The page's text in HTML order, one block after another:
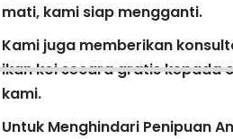
mati, kami siap mengganti.
Kami juga memberikan
ikan koi secara gratis kepada
kami.
Untuk Menghindari Penipuan